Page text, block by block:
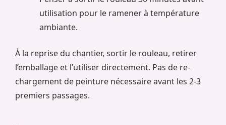
utilisation pour le ramener à température
ambiante.
À la reprise du chantier, sortir le rouleau, retirer
l’emballage et l’utiliser directement. Pas de re-
chargement de peinture nécessaire avant les 2-3
premiers passages.